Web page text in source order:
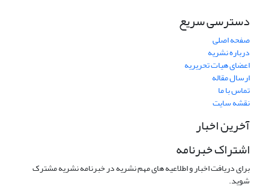
دسترسی سریع
صفحه اصلی
درباره نشریه
اعضای هیات تحریریه
ارسال مقاله
تماس با ما
نقشه سایت
آخرین اخبار
اشتراک خبرنامه
برای دریافت اخبار و اطلاعیه های مهم نشریه در خبرنامه نشریه مشترک
شوید.